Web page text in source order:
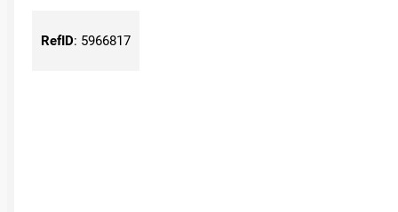
RefID: 5966817